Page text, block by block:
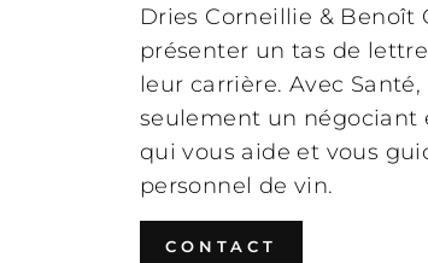
Dries Corneillie & Benoît
présenter un tas de
leur carrière. Avec
seulement un négociant
qui vous aide et vous
personnel de vin.
CONTACT